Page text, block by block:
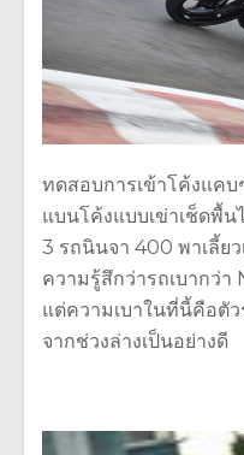
ทดสอบการเข้าโค้งแค
แบนโค้งแบบเข่าเช็ดพื้น
3 รถนินจา 400 พาเลี้ยว
ความรู้สึกว่ารถเบากว่า
แต่ความเบาในที่นี้คือตั
จากช่วงล่างเป็นอย่างดี